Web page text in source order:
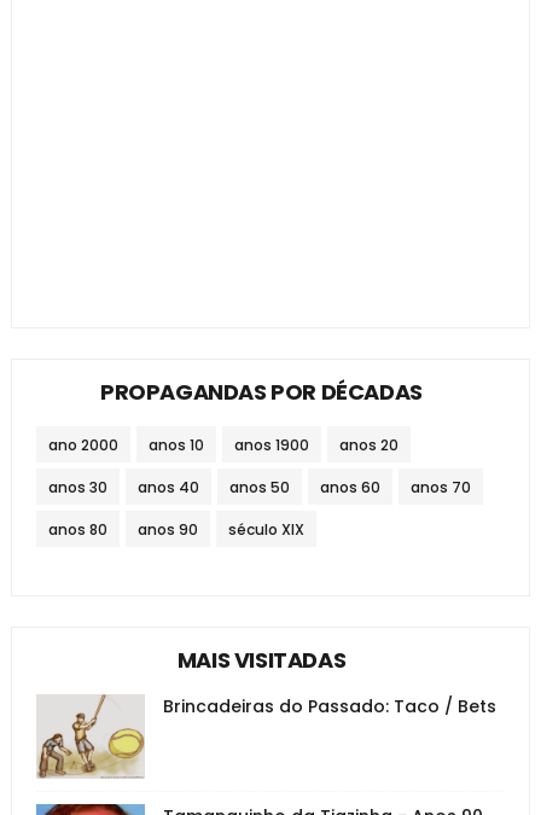
PROPAGANDAS POR DÉCADAS
ano 2000 anos 10 anos 1900 anos 20
anos 30 anos 40 anos 50 anos 60 anos 70
anos 80 anos 90 século XIX
MAIS VISITADAS
Brincadeiras do Passado: Taco / Bets